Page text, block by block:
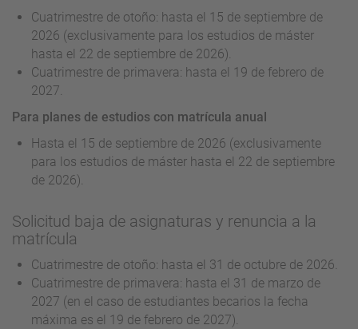
Cuatrimestre de otoño: hasta el 15 de septiembre de
2026 (exclusivamente para los estudios de máster
hasta el 22 de septiembre de 2026).
Cuatrimestre de primavera: hasta el 19 de febrero de
2027.
Para planes de estudios con matrícula anual
Hasta el 15 de septiembre de 2026 (exclusivamente
para los estudios de máster hasta el 22 de septiembre
de 2026).
Solicitud baja de asignaturas y renuncia a la
matrícula
Cuatrimestre de otoño: hasta el 31 de octubre de 2026.
Cuatrimestre de primavera: hasta el 31 de marzo de
2027 (en el caso de estudiantes becarios la fecha
máxima es el 19 de febrero de 2027).